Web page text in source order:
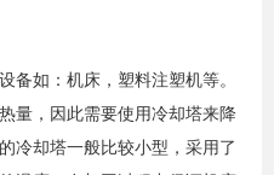
如：机床，塑料注塑机等。
量，因此需要使用冷却塔来降
冷却塔一般比较小型，采用了